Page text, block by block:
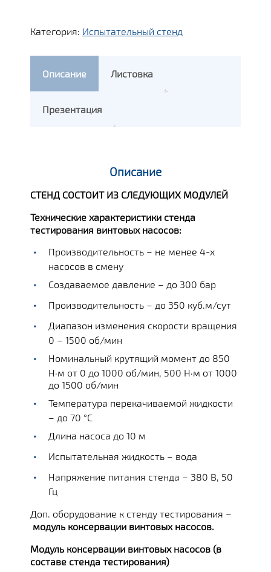
Категория: Испытательный стенд
Описание Листовка
Презентация
Описание
СТЕНД СОСТОИТ ИЗ СЛЕДУЮЩИХ МОДУЛЕЙ
Технические характеристики стенда
тестирования винтовых насосов:
Производительность – не менее 4-х
насосов в смену
Создаваемое давление – до 300 бар
Производительность – до 350 куб.м/сут
Диапазон изменения скорости вращения
0 – 1500 об/мин
Номинальный крутящий момент до 850
Н·м от 0 до 1000 об/мин, 500 Н·м от 1000
до 1500 об/мин
Температура перекачиваемой жидкости
– до 70 °C
Длина насоса до 10 м
Испытательная жидкость – вода
Напряжение питания стенда – 380 В, 50
Гц
Доп. оборудование к стенду тестирования –
модуль консервации винтовых насосов.
Модуль консервации винтовых насосов (в
составе стенда тестирования)